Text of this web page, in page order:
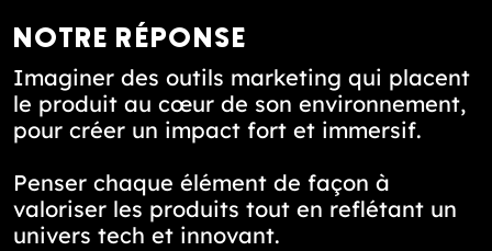
NOTRE RÉPONSE
Imaginer des outils marketing qui placent
le produit au cœur de son environnement,
pour créer un impact fort et immersif.
Penser chaque élément de façon à
valoriser les produits tout en reflétant un
univers tech et innovant.